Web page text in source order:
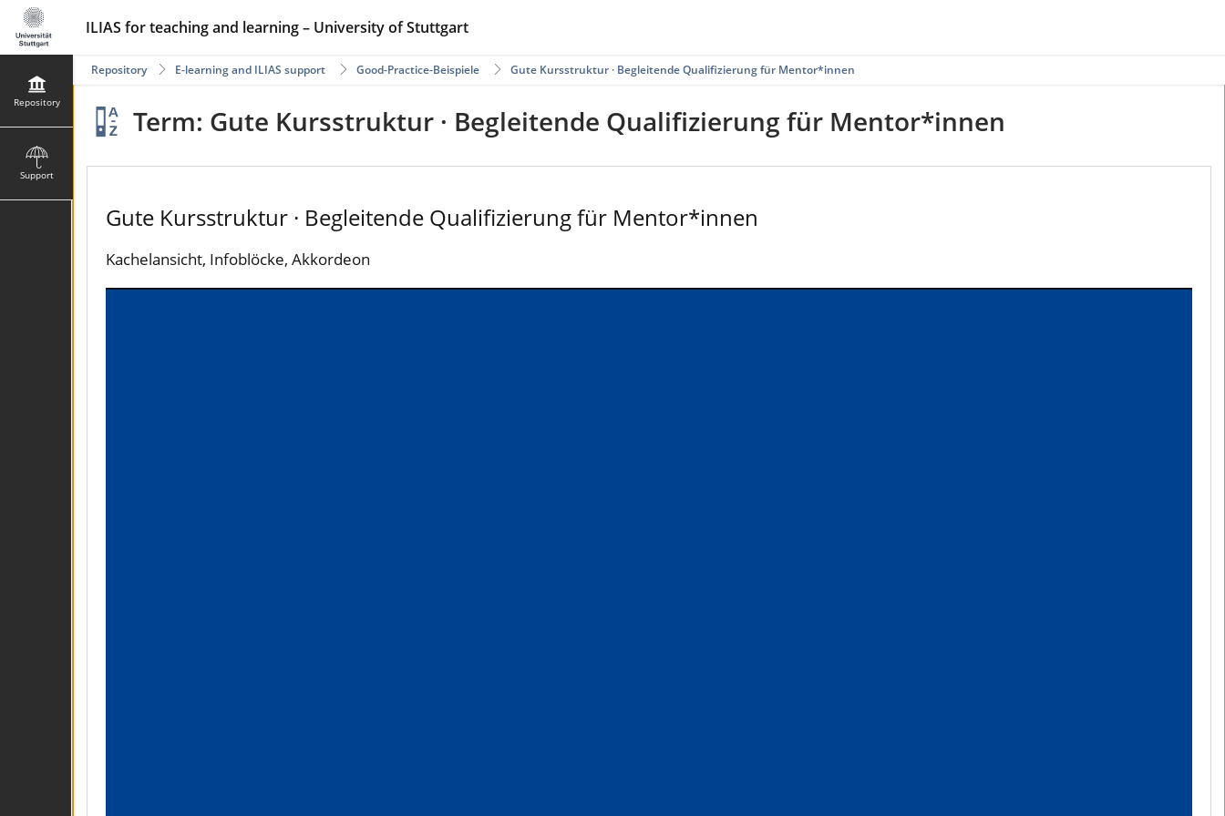
ILIAS for teaching and learning – University of Stuttgart
Repository
Support
Gute Kursstruktur · Begleitende Qualifizierung für Mentor*innen
Good-Practice-Beispiele
E-learning and ILIAS support
Repository
Term: Gute Kursstruktur · Begleitende Qualifizierung für Mentor*innen
Gute Kursstruktur · Begleitende Qualifizierung für Mentor*innen
Kachelansicht, Infoblöcke, Akkordeon